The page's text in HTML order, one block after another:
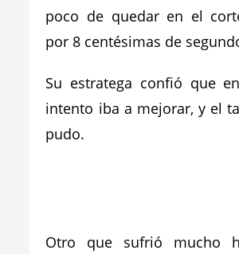
poco de quedar en el
por 8 centésimas de
Su estratega confió que
intento iba a mejorar, y el
pudo.
Otro que sufrió mucho